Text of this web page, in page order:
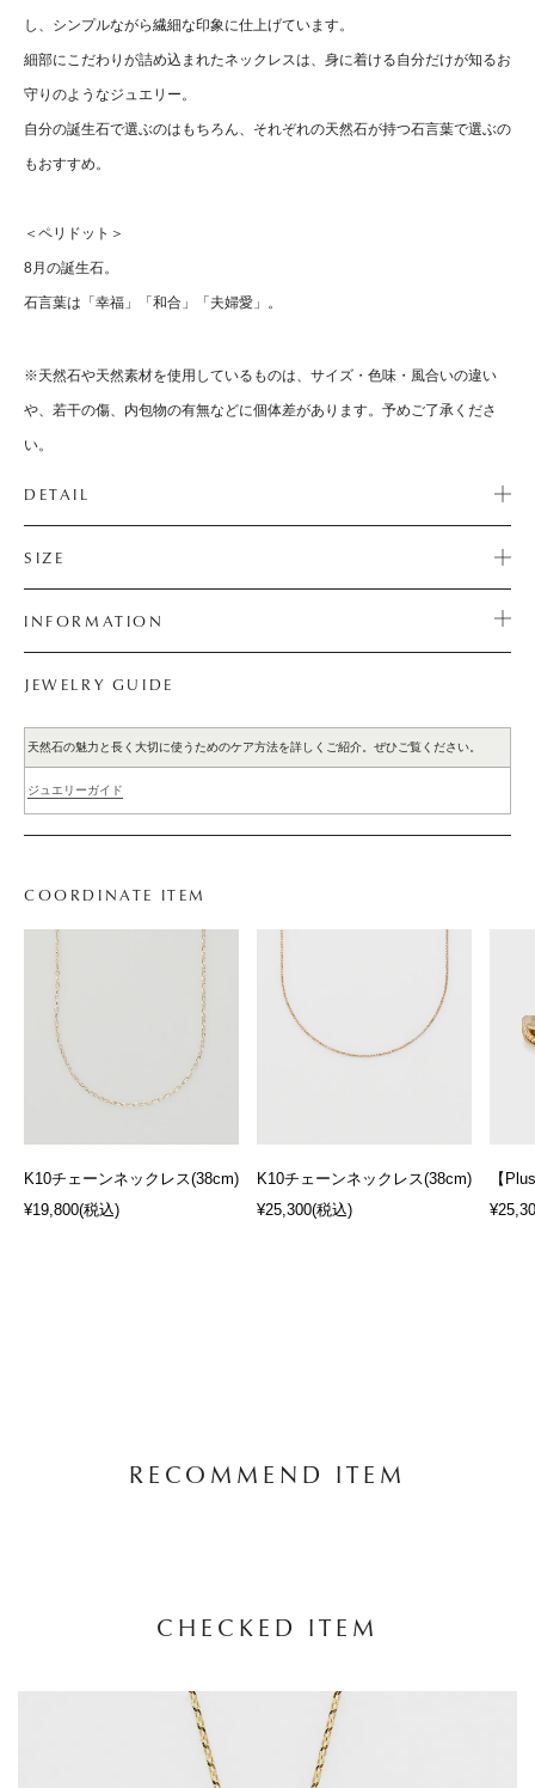
し、シンプルながら繊細な印象に仕上げています。
細部にこだわりが詰め込まれたネックレスは、身に着ける自分だけが知るお
守りのようなジュエリー。
自分の誕生石で選ぶのはもちろん、それぞれの天然石が持つ石言葉で選ぶの
もおすすめ。
＜ペリドット＞
8月の誕生石。
石言葉は「幸福」「和合」「夫婦愛」。
※天然石や天然素材を使用しているものは、サイズ・色味・風合いの違い
や、若干の傷、内包物の有無などに個体差があります。予めご了承くださ
い。
DETAIL
SIZE
INFORMATION
JEWELRY GUIDE
天然石の魅力と長く大切に使うためのケア方法を詳しくご紹介。ぜひご覧ください。
ジュエリーガイド
COORDINATE ITEM
K10チェーンネックレス(38cm)
¥19,800(税込)
K10チェーンネックレス(38cm)
¥25,300(税込)
【
RECOMMEND ITEM
CHECKED ITEM